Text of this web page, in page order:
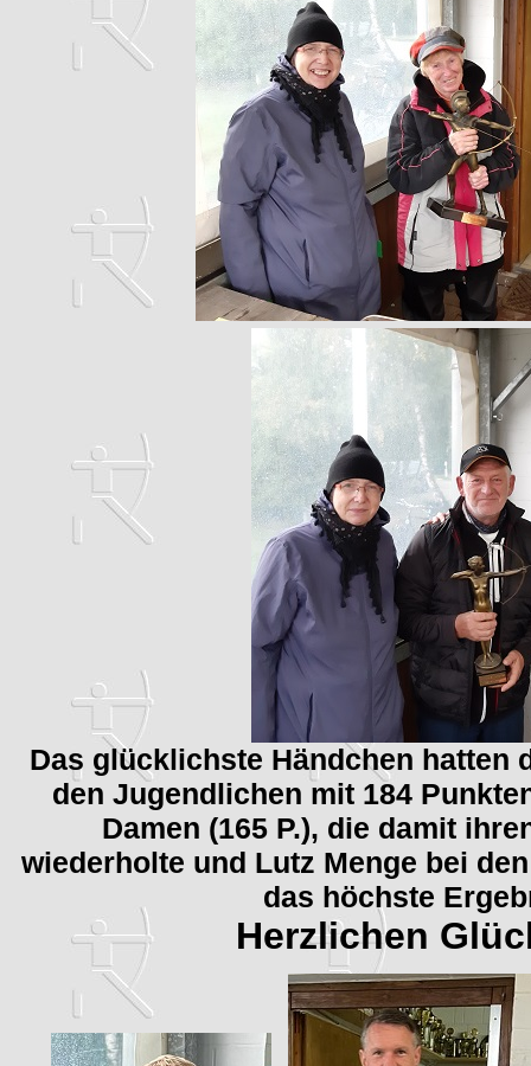
Das glücklichste Händchen hatten
den Jugendlichen mit 184
Damen (165 P.), die damit
wiederholte und Lutz Menge bei
das höchste
Herzlichen